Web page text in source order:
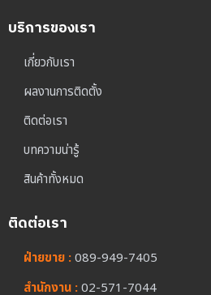
บริการของเรา
เกี่ยวกับเรา
ผลงานการติดตั้ง
ติดต่อเรา
บทความน่ารู้
สินค้าทั้งหมด
ติดต่อเรา
ฝ่ายขาย :089-949-7405
สำนักงาน :02-571-7044